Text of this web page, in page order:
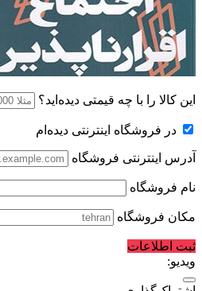
این کالا را با چه قیمتی دیده‌اید؟
در فروشگاه اینترنتی دیده‌ام
آدرس اینترنتی فروشگاه
نام فروشگاه
مکان فروشگاه
ثبت اطلاعات
ویدیو: